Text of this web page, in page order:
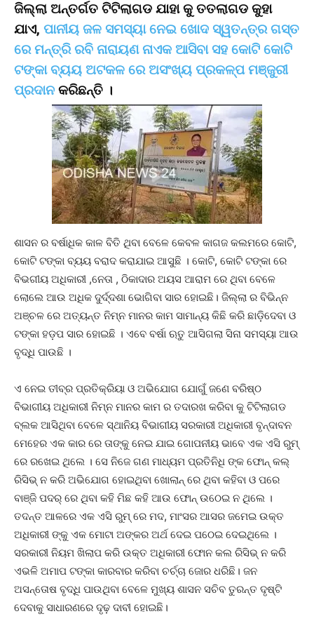
ଜିଲ୍ଲା ଅନ୍ତର୍ଗତ ଟିଟିଲାଗଡ ଯାହା କୁ ତତଲାଗଡ କୁହା
ଯାଏ, ପାନୀୟ ଜଳ ସମସ୍ୟା ନେଇ ଖୋଦ ସ୍ୱତନ୍ତ୍ର ଗସ୍ତ
ରେ ମନ୍ତ୍ରି ରବି ନାରାୟଣ ନାଏକ ଆସିବା ସହ କୋଟି କୋଟି
ଟଙ୍କା ବ୍ୟୟ ଅଟକଳ ରେ ଅସଂଖ୍ୟ ପ୍ରକଳ୍ପ ମଞ୍ଜୁରୀ
ପ୍ରଦାନ କରିଛନ୍ତି ।
ଶାସନ ର ବର୍ଷାଧିକ କାଳ ବିତି ଥିବା ବେଳେ କେବଳ କାଗଜ କଲମରେ କୋଟି,
କୋଟି ଟଙ୍କା ବ୍ୟୟ ବରାଦ କରାଯାଇ ଆସୁଛି । କୋଟି, କୋଟି ଟଙ୍କା ରେ
ବିଭଗୀୟ ଅଧିକାରୀ ,ନେତା , ଠିକାଦାର ଅୟସ ଆରାମ ରେ ଥିବା ବେଳେ
ଲୋଲେ ଆଉ ଅଧିକ ଦୁର୍ଦ୍ଦଶା ଭୋଗିବା ସାର ହୋଇଛି। ଜିଲ୍ଲା ର ବିଭିନ୍ନ
ଅଞ୍ଚଳ ରେ ଅତ୍ୟନ୍ତ ନିମ୍ନ ମାନର କାମ ସାମାନ୍ୟ କିଛି କରି ଛାଡ଼ିଦେବା ଓ
ଟଙ୍କା ହଡ଼ପ ସାର ହୋଇଛି । ଏବେ ବର୍ଷା ଋତୁ ଆସିଗଲା ସିନା ସମସ୍ୟା ଆଉ
ବୃଦ୍ଧି ପାଉଛି ।
ଏ ନେଇ ତୀବ୍ର ପ୍ରତିକ୍ରିୟା ଓ ଅଭିଯୋଗ ଯୋଗୁଁ ଜଣେ ବରିଷ୍ଠ
ବିଭାଗୀୟ ଅଧିକାରୀ ନିମ୍ନ ମାନର କାମ ର ତଦାରଖ କରିବା କୁ ଟିଟିଲାଗଡ
ବ୍ଲକ ଆସିଥିବା ବେଳେ ସ୍ଥାନିୟ ବିଭାଗୀୟ ସରକାରୀ ଅଧିକାରୀ ବୃନ୍ଦାବନ
ମେହେର ଏକ କାର ରେ ତାଙ୍କୁ ନେଇ ଯାଇ ଗୋପନୀୟ ଭାବେ ଏକ ଏସି ରୁମ୍
ରେ ରଖେଇ ଥିଲେ । ସେ ନିଜେ ଗଣ ମାଧ୍ୟମ ପ୍ରତିନିଧି ଙ୍କ ଫୋନ୍ କଲ୍
ରିସିଭ୍ ନ କରି ଅଭିଯୋଗ ହୋଇଥିବା ଖୋଲାନ୍ ରେ ଥିବା କହିବା ଓ ପରେ
ବାଞ୍ଜି ପଦର୍ ରେ ଥିବା କହି ମିଛ କହି ଆଉ ଫୋନ୍ ଉଠେଇ ନ ଥିଲେ ।
ତଦନ୍ତ ଆଳରେ ଏକ ଏସି ରୁମ୍ ରେ ମଦ, ମାଂସର ଆସର ଜମେଇ ଉକ୍ତ
ଅଧିକାରୀ ଙ୍କୁ ଏକ ମୋଟା ଅଙ୍କର ଅର୍ଥ ଦେଇ ପଠେଇ ଦେଇଥିଲେ ।
ସରକାରୀ ନିୟମ ଖିଲାପ କରି ଉକ୍ତ ଅଧିକାରୀ ଫୋନ କଲ ରିସିଭ୍ ନ କରି
ଏଭଳି ଅମାପ ଟଙ୍କା କାରବାର କରିବା ଚର୍ଚ୍ଚା ଜୋର ଧରିଛି। ଜନ
ଅସନ୍ତୋଷ ବୃଦ୍ଧି ପାଉଥିବା ବେଳେ ମୁଖ୍ୟ ଶାସନ ସଚିବ ତୁରନ୍ତ ଦୃଷ୍ଟି
ଦେବାକୁ ସାଧାରଣରେ ଦୃଢ଼ ଦାବୀ ହୋଇଛି।